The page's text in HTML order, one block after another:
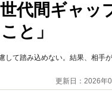
代間ギャッ
と」
して踏み込めない。結果、相手
更新日：2026年